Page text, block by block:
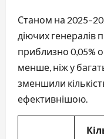
Станом на
діючих генералів
приблизно 0,05%
менше, ніж у
зменшили
ефективнішою.